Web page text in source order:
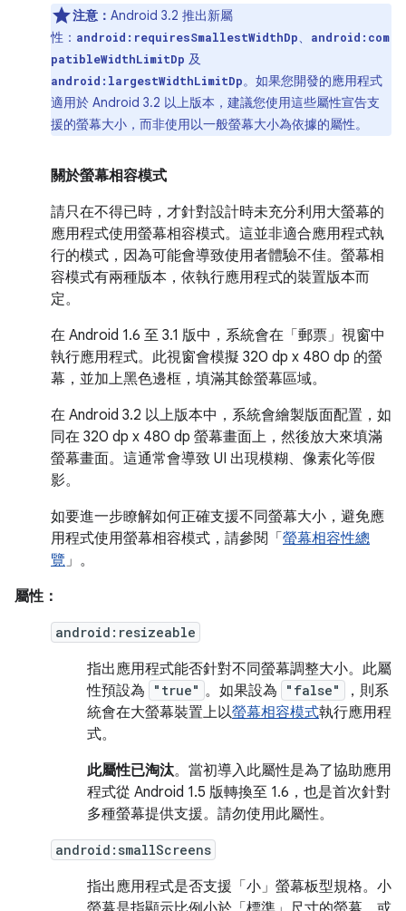
注意： Android 3.2 推出新屬
性： android:requiresSmallestWidthDp、
android:com
patibleWidthLimitDp 及
android:largestWidthLimitDp。如果您開發的應用程式
適用於 Android 3.2 以上版本，建議您使用這些屬性宣告支
援的螢幕大小，而非使用以一般螢幕大小為依據的屬性。
關於螢幕相容模式
請只在不得已時，才針對設計時未充分利用大螢幕的
應用程式使用螢幕相容模式。這並非適合應用程式執
行的模式，因為可能會導致使用者體驗不佳。螢幕相
容模式有兩種版本，依執行應用程式的裝置版本而
定。
在 Android 1.6 至 3.1 版中，系統會在「郵票」視窗中
執行應用程式。此視窗會模擬 320 dp x 480 dp 的螢
幕，並加上黑色邊框，填滿其餘螢幕區域。
在 Android 3.2 以上版本中，系統會繪製版面配置，如
同在 320 dp x 480 dp 螢幕畫面上，然後放大來填滿
螢幕畫面。這通常會導致 UI 出現模糊、像素化等假
影。
如要進一步瞭解如何正確支援不同螢幕大小，避免應
用程式使用螢幕相容模式，請參閱「 螢幕相容性總
覽」。
屬性：
android:resizeable
指出應用程式能否針對不同螢幕調整大小。此屬
性預設為
"true" 。如果設為 "false"
，則系
統會在大螢幕裝置上以螢幕相容模式執行應用程
式。
此屬性已淘汰。當初導入此屬性是為了協助應用
程式從 Android 1.5 版轉換至 1.6，也是首次針對
多種螢幕提供支援。請勿使用此屬性。
android:smallScreens
指出應用程式是否支援「小」螢幕板型規格。小